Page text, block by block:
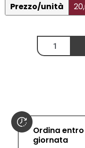
Prezzo/unità
Ordina
giornata